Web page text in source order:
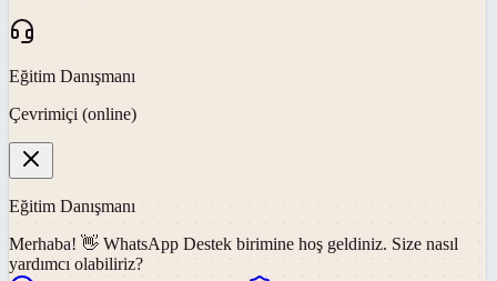
Eğitim Danışmanı
Çevrimiçi (online)
Eğitim Danışmanı
Merhaba! 👋 WhatsApp Destek birimine hoş geldiniz. Size nasıl
yardımcı olabiliriz?